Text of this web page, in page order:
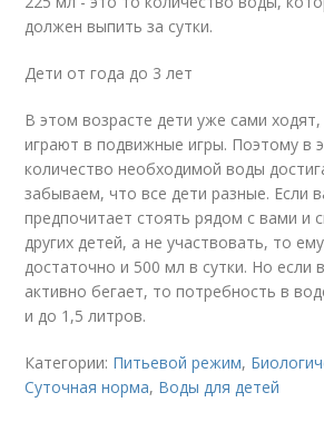
должен выпить за сутки.
Дети от года до 3 лет
В этом возрасте дети уже сами
играют в подвижные игры. Поэтому в
количество необходимой воды
забываем, что все дети разные. Если
предпочитает стоять рядом с вами и
других детей, а не участвовать, то
достаточно и 500 мл в сутки. Но если
активно бегает, то потребность в
и до 1,5 литров.
Категории: Питьевой режим,
Суточная норма, Воды для детей